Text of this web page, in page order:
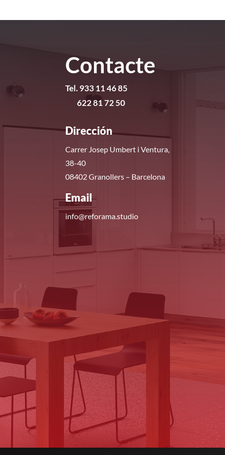
Contacte
Tel. 933 11 46 85
622 81 72 50
Dirección
Carrer Josep Umbert i Ventura,
38-40
08402 Granollers – Barcelona
Email
info@reforama.studio